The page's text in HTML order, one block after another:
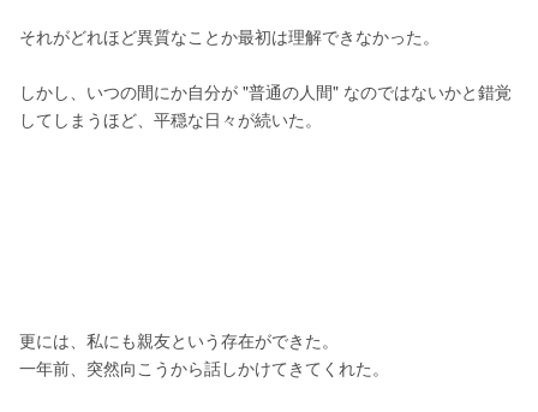
それがどれほど異質なことか最初は理解できなかった。
しかし、いつの間にか自分が "普通の人間" なのではないかと錯覚
してしまうほど、平穏な日々が続いた。
更には、私にも親友という存在ができた。
一年前、突然向こうから話しかけてきてくれた。